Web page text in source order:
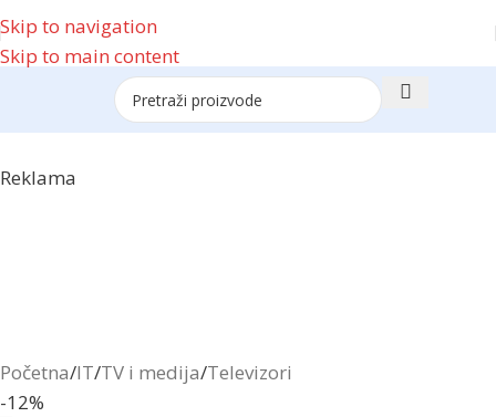
Skip to navigation
Skip to main content
Reklama
Početna/IT/TV i medija/Televizori
-12%